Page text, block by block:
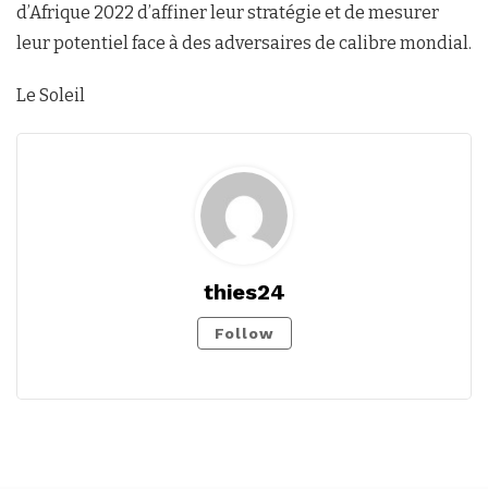
d’Afrique 2022 d’affiner leur stratégie et de mesurer
leur potentiel face à des adversaires de calibre mondial.
Le Soleil
thies24
Follow